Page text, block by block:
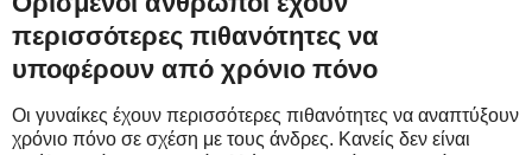
περισσότερες πιθανότητες να
υποφέρουν από χρόνιο πόνο
Οι γυναίκες έχουν περισσότερες πιθανότητες να αναπτύξουν
χρόνιο πόνο σε σχέση με τους άνδρες. Κανείς δεν είναι